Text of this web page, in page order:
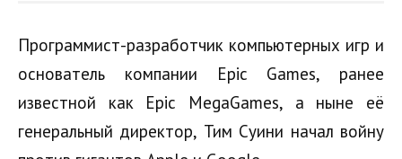
Программист-разработчик компьютерных игр и
основатель компании Epic Games, ранее
известной как Epic MegaGames, а ныне её
генеральный директор, Тим Суини начал войну